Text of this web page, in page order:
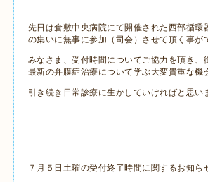
先日は倉敷中央病院にて開催された西部循環
の集いに無事に参加（司会）させて頂く事が
みなさま、受付時間についてご協力を頂き、
最新の弁膜症治療について学ぶ大変貴重な機
引き続き日常診療に生かしていければと思い
７月５日土曜の受付終了時間に関するお知ら